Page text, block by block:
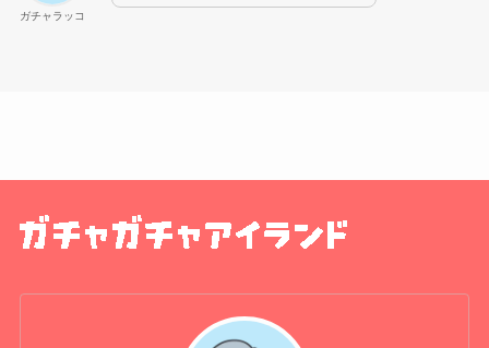
ガチャラッコ